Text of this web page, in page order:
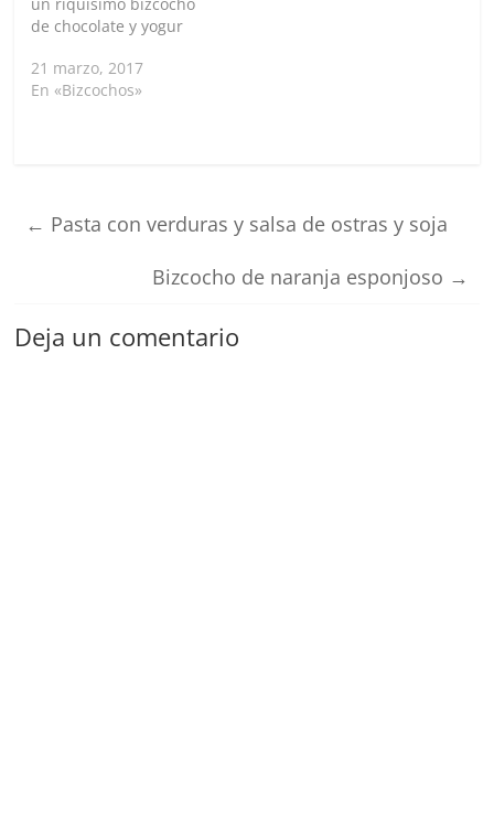
de chocolate y yogur
21 marzo, 2017
En «Bizcochos»
← Pasta con verduras y salsa de ostras y soja
Bizcocho de naranja esponjoso →
Deja un comentario